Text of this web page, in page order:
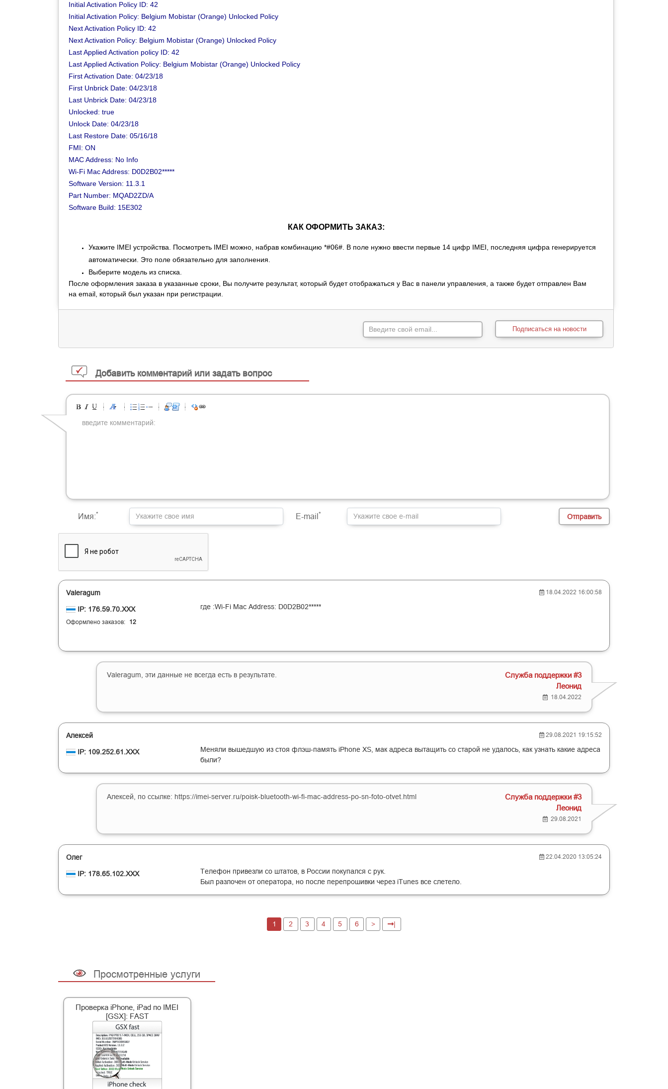
Initial Activation Policy ID: 42
Initial Activation Policy: Belgium Mobistar (Orange) Unlocked Policy
Next Activation Policy ID: 42
Next Activation Policy: Belgium Mobistar (Orange) Unlocked Policy
Last Applied Activation policy ID: 42
Last Applied Activation Policy: Belgium Mobistar (Orange) Unlocked Policy
First Activation Date: 04/23/18
First Unbrick Date: 04/23/18
Last Unbrick Date: 04/23/18
Unlocked: true
Unlock Date: 04/23/18
Last Restore Date: 05/16/18
FMI: ON
MAC Address: No Info
Wi-Fi Mac Address: D0D2B02*****
Software Version: 11.3.1
Part Number: MQAD2ZD/A
Software Build: 15E302
КАК ОФОРМИТЬ ЗАКАЗ:
Укажите IMEI устройства. Посмотреть IMEI можно, набрав комбинацию *#06#. В поле нужно ввести первые 14 цифр IMEI, последняя цифра генерируется
автоматически. Это поле обязательно для заполнения.
Выберите модель из списка.
После оформления заказа в указанные сроки, Вы получите результат, который будет отображаться у Вас в панели управления, а также будет отправлен Вам
на email, который был указан при регистрации.
Подписаться на новости
Добавить комментарий или задать вопрос
-
-
-
-
-
-
-
-
-
-
Имя:* E-mail *
Valeragum
IP: 176.59.70.XXX
Oформлено заказов: 12
18.04.2022 16:00:58
где :Wi-Fi Mac Address: D0D2B02*****
Valeragum, эти данные не всегда есть в результате.
Служба поддержки #3
Леонид
18.04.2022
Алексей
IP: 109.252.61.XXX
29.08.2021 19:15:52
Меняли вышедшую из стоя флэш-память iPhone XS, мак адреса вытащить со старой не удалось, как узнать какие адреса
были?
Алексей, по ссылке: https://imei-server.ru/poisk-bluetooth-wi-fi-mac-address-po-sn-foto-otvet.html
Служба поддержки #3
Леонид
29.08.2021
Олег
IP: 178.65.102.XXX
22.04.2020 13:05:24
Телефон привезли со штатов, в России покупался с рук.
Был разлочен от оператора, но после перепрошивки через iTunes все слетело.
1 2 3 4 5 6 > |
Просмотренные услуги
Проверка iPhone, iPad по IMEI
[GSX]: FAST